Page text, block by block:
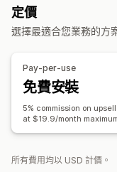
商品推薦
分析
定價
選擇最適合您業務的方
Pay-per-use
免費安裝
5% commission on
at $19.9/month
所有費用均以 USD 計價。